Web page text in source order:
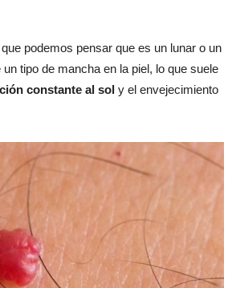
podemos pensar que es un lunar o un
tipo de mancha en la piel, lo que suele
constante al sol y el envejecimiento